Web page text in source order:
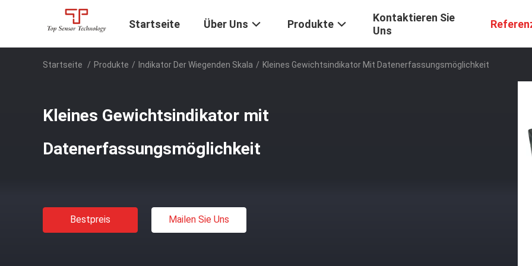
Startseite Über Uns Produkte
Kontaktieren Sie
Uns
Startseite / Produkte / Indikator Der Wiegenden Skala / Kleines Gewichtsindikator Mit Datenerfassungsmöglichkeit
Kleines Gewichtsindikator mit
Datenerfassungsmöglichkeit
Bestpreis Mailen Sie Uns